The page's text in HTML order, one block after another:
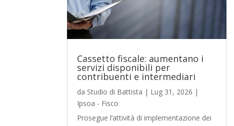
Cassetto fiscale: aumentano i
servizi disponibili per
contribuenti e intermediari
da Studio di Battista | Lug 31, 2026 |
Ipsoa - Fisco
Prosegue l’attività di implementazione dei